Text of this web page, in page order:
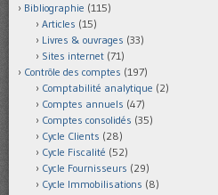
Bibliographie (115)
Articles (15)
Livres & ouvrages (33)
Sites internet (71)
Contrôle des comptes (197)
Comptabilité analytique (2)
Comptes annuels (47)
Comptes consolidés (35)
Cycle Clients (28)
Cycle Fiscalité (52)
Cycle Fournisseurs (29)
Cycle Immobilisations (8)